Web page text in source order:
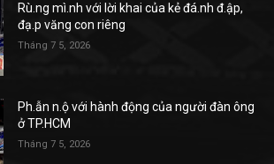
Rù.ng mì.nh với lời khai của kẻ đá.nh đ.ập,
đạ.p văng con riêng
Tháng 7 5, 2026
Ph.ẫn n.ộ với hành động của người đàn ông
ở TP.HCM
Tháng 7 5, 2026